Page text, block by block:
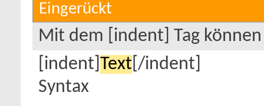
Eingerückt
Mit dem [indent] Tag
[indent] Text [/indent]
Syntax